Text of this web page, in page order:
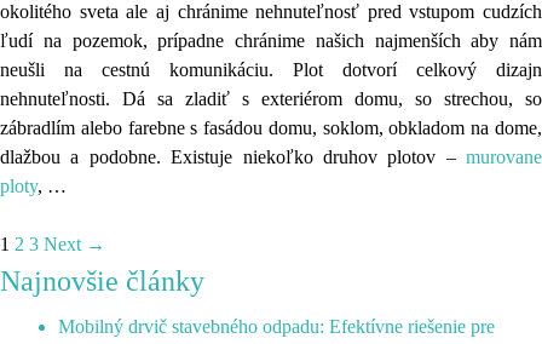
okolitého sveta ale aj chránime nehnuteľnosť pred vstupom cudzích
ľudí na pozemok, prípadne chránime našich najmenších aby nám
neušli na cestnú komunikáciu. Plot dotvorí celkový dizajn
nehnuteľnosti. Dá sa zladiť s exteriérom domu, so strechou, so
zábradlím alebo farebne s fasádou domu, soklom, obkladom na dome,
dlažbou a podobne. Existuje niekoľko druhov plotov – murovane
ploty, …
1 2 3 Next →
Najnovšie články
Mobilný drvič stavebného odpadu: Efektívne riešenie pre